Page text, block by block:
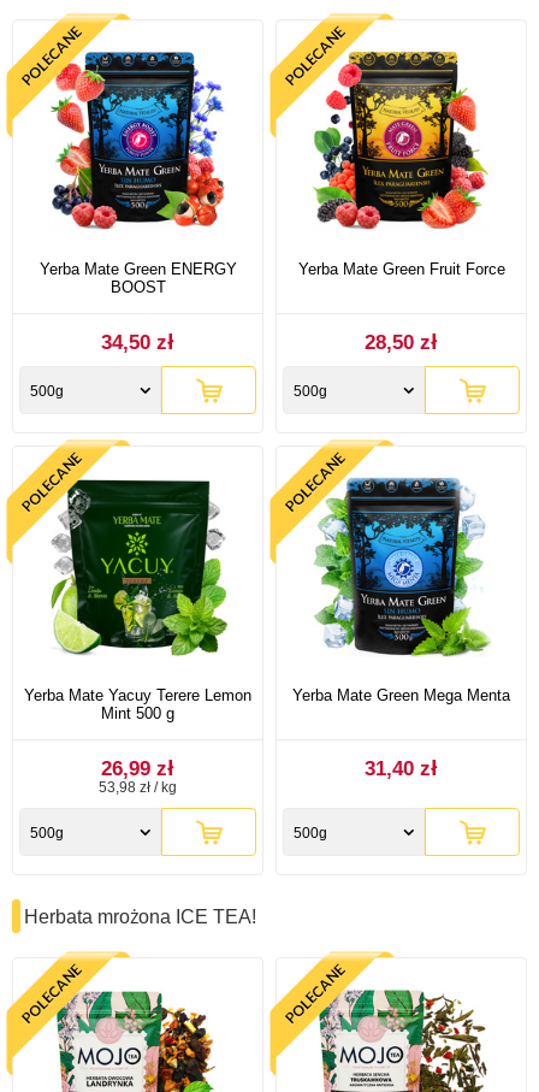
Yerba Mate Green ENERGY
BOOST
34,50 zł
500g
Yerba Mate Green Fruit Force
28,50 zł
500g
Yerba Mate Yacuy Terere Lemon
Mint 500 g
26,99 zł
53,98 zł / kg
500g
Yerba Mate Green Mega Menta
31,40 zł
500g
Herbata mrożona ICE TEA!